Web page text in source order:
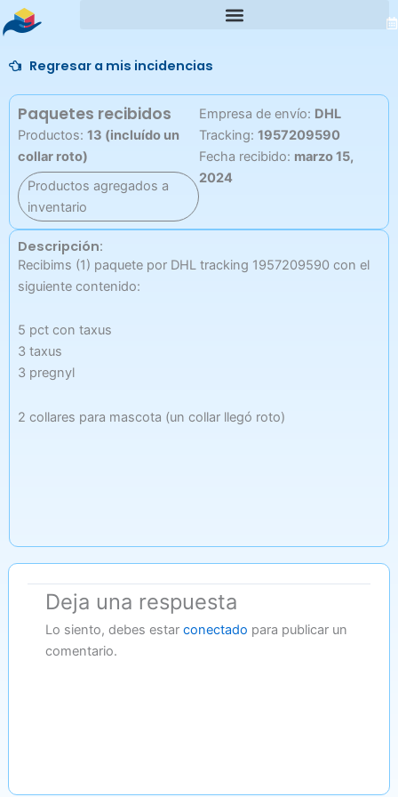
al
Regresar a mis incidencias
Paquetes recibidos
Productos: 13 (incluído un
collar roto)
Productos agregados a
inventario
Empresa de envío: DHL
Tracking: 1957209590
Fecha recibido: marzo 15,
2024
Descripción:
Recibims (1) paquete por DHL tracking 1957209590 con el
siguiente contenido:
5 pct con taxus
3 taxus
3 pregnyl
2 collares para mascota (un collar llegó roto)
Deja una respuesta
Lo siento, debes estarconectado para publicar un
comentario.